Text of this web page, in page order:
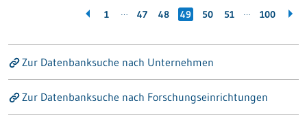
1 … 47 48 49 50 51 … 100
Zur Datenbanksuche nach Unternehmen
Zur Datenbanksuche nach Forschungseinrichtungen